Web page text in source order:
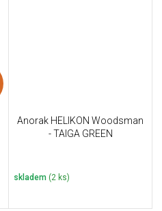
Anorak HELIKON Woodsman
- TAIGA GREEN
skladem (2 ks)